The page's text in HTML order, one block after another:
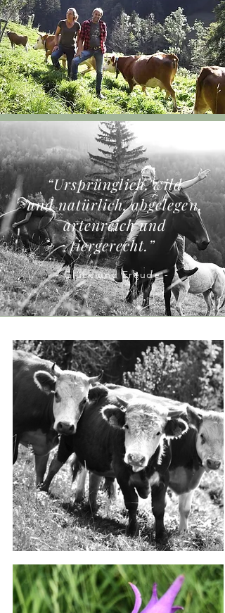
“Ursprünglich, wild
undnatürlich, abgelegen,
artenreich und
tiergerecht.”
- Glück und Freude -